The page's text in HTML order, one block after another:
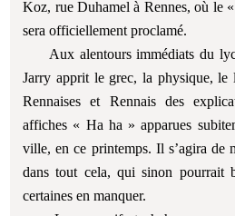
Koz, rue Duhamel à Rennes, où le
sera officiellement proclamé.
Aux alentours immédiats du
Jarry apprit le grec, la physique, le
Rennaises et Rennais des
affiches « Ha ha » apparues
ville, en ce printemps. Il s’agira de
dans tout cela, qui sinon pourrait
certaines en manquer.